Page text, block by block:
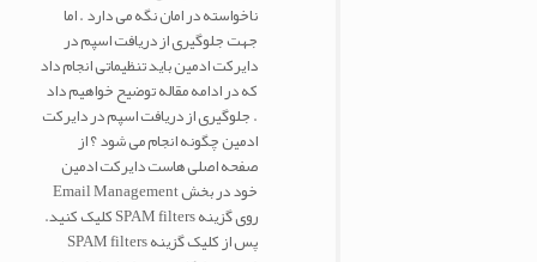
ناخواسته در امان نگه می دارد . اما
جهت جلوگیری از دریافت اسپم در
دایرکت ادمین باید تنظیماتی انجام داد
که در ادامه مقاله توضیح خواهیم داد
. جلوگیری از دریافت اسپم در دایرکت
ادمین چگونه انجام می شود ؟ از
صفحه اصلی هاست دایرکت ادمین
خود در بخش Email Management
روی گزینه SPAM filters کلیک کنید.
پس از کلیک گزینه SPAM filters